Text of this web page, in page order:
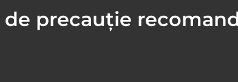
de precauție